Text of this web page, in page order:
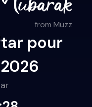
from Muzz
pour